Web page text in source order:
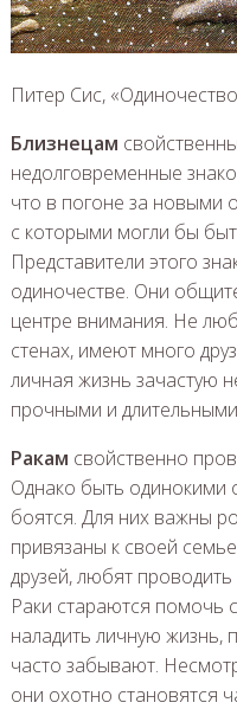
Питер Сис,
Близнецам
недолговременные
что в погоне за
с которыми могли бы
Представители этого
одиночестве. Они
центре внимания. Не
стенах, имеют много
личная жизнь зачастую
прочными и
Ракам свойственно
Однако быть одинокими
боятся. Для них важны
привязаны к своей
друзей, любят
Раки стараются помочь
наладить личную жизнь,
часто забывают.
они охотно становятся